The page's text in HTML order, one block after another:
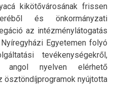
kikötővárosának frissen
és önkormányzati
az intézménylátogatás
Egyetemen folyó
tevékenységekről,
angol nyelven elérhető
ösztöndíjprogramok nyújtotta